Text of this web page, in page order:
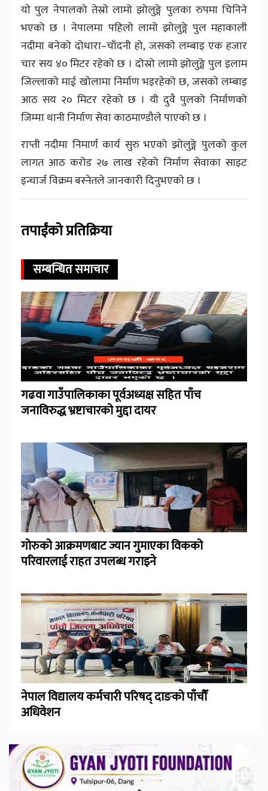
याे पुल नेपालको तेस्राे लामो झोलुङ्गे पुलका रुपमा चिनिने
भएको छ । नेपालमा पहिलो लामो झोलुङ्गे पुल महाकाली
नदीमा बनेको दोधारा–चाँदनी हो, जसकाे लम्बाइ एक हजार
चार सय ४० मिटर रहेको छ । दोस्रो लामो झोलुङ्गे पुल इलाम
जिल्लाको माई खोलामा निर्माण भइरहेको छ, जसकाे लम्बाइ
आठ सय २० मिटर रहेको छ । यी दुवै पुलको निर्माणको
जिम्मा थानी निर्माण सेवा काठमाण्डौले पाएको छ ।
राप्ती नदीमा निमार्ण कार्य सुरु भएको झोलुङ्गे पुलको कुल
लागत आठ करोड २७ लाख रहेको निर्माण सेवाका साइट
इन्चार्ज विक्रम बस्नेतले जानकारी दिनुभएकाे छ ।
तपाईंको प्रतिक्रिया
सम्बन्धित समाचार
गढवा गाउँपालिकाका पूर्वअध्यक्ष सहित पाँच
जनाविरुद्ध भ्रष्टाचारको मुद्दा दायर
गोरुको आक्रमणबाट ज्यान गुमाएका विकको
परिवारलाई राहत उपलब्ध गराइने
नेपाल विद्यालय कर्मचारी परिषद् दाङको पाँचौँ
अधिवेशन